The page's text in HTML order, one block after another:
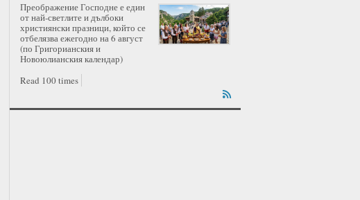
Преображение Господне е един
от най-светлите и дълбоки
християнски празници, който се
отбелязва ежегодно на 6 август
(по Григорианския и
Новоюлианския календар)
Read 100 times